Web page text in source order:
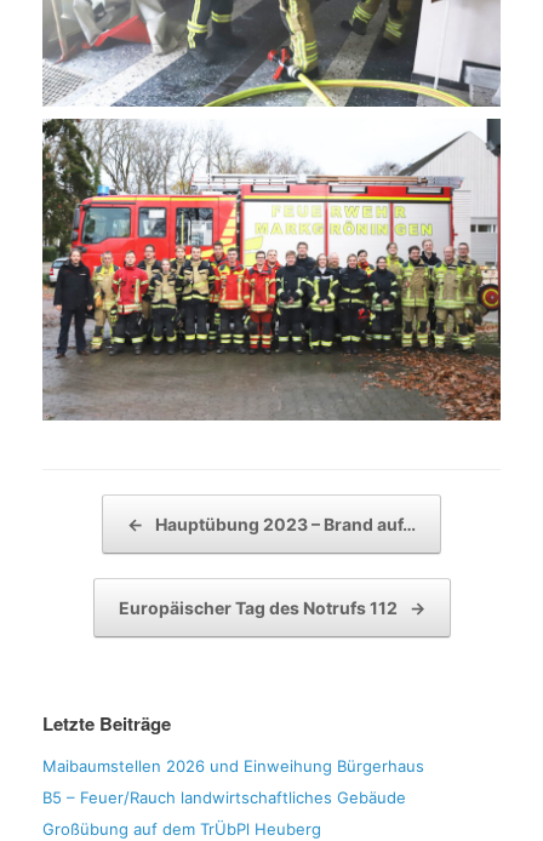
← Hauptübung 2023 – Brand auf…
Europäischer Tag des Notrufs 112 →
Letzte Beiträge
Maibaumstellen 2026 und Einweihung Bürgerhaus
B5 – Feuer/Rauch landwirtschaftliches Gebäude
Großübung auf dem TrÜbPl Heuberg